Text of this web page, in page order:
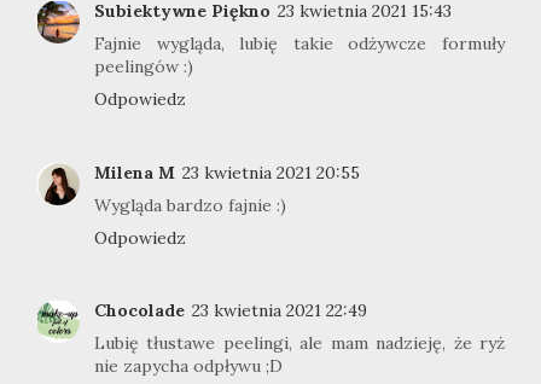
Subiektywne Piękno 23 kwietnia 2021 15:43
Fajnie wygląda, lubię takie odżywcze formuły
peelingów :)
Odpowiedz
Milena M 23 kwietnia 2021 20:55
Wygląda bardzo fajnie :)
Odpowiedz
Chocolade 23 kwietnia 2021 22:49
Lubię tłustawe peelingi, ale mam nadzieję, że ryż
nie zapycha odpływu ;D